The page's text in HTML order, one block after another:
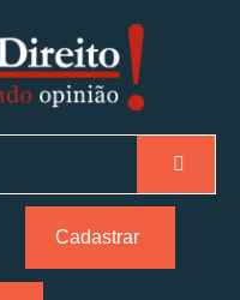
Cadastrar